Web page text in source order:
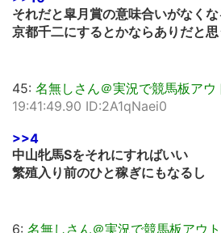
それだと皐月賞の意味合いがなくな
京都千二にするとかならありだと
45: 名無しさん＠実況で競馬板アウ
19:41:49.90 ID:2A1qNaei0
>>4
中山牝馬Sをそれにすればいい
繁殖入り前のひと稼ぎにもなるし
6: 名無しさん＠実況で競馬板アウト